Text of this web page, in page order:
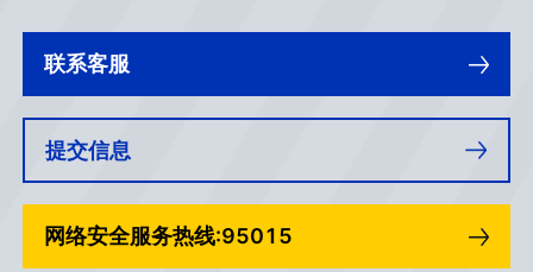
联系客服
提交信息
网络安全服务热线:95015